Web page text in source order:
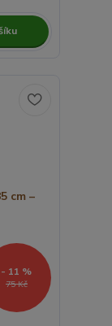
75 Kč
- 11 %